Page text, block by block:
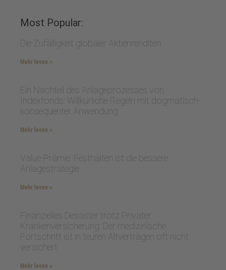
Most Popular:
Die Zufälligkeit globaler Aktienrenditen
Mehr lesen »
Ein Nachteil des Anlageprozesses von
Indexfonds: Willkürliche Regeln mit dogmatisch-
konsequenter Anwendung
Mehr lesen »
Value-Prämie: Festhalten ist die bessere
Anlagestrategie
Mehr lesen »
Finanzielles Desaster trotz Privater
Krankenversicherung: Der medizinische
Fortschritt ist in teuren Altverträgen oft nicht
versichert
Mehr lesen »